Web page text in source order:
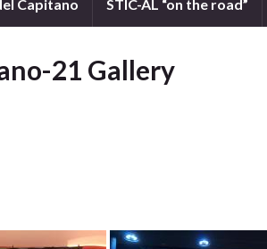
Capitano STIC-AL “on the road”
21 Gallery